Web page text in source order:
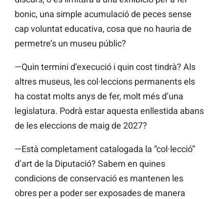
bonic, una simple acumulació de peces sense
cap voluntat educativa, cosa que no hauria de
permetre’s un museu públic?
—Quin termini d’execució i quin cost tindrà? Als
altres museus, les col·leccions permanents els
ha costat molts anys de fer, molt més d’una
legislatura. Podrà estar aquesta enllestida abans
de les eleccions de maig de 2027?
—Està completament catalogada la “col·lecció”
d’art de la Diputació? Sabem en quines
condicions de conservació es mantenen les
obres per a poder ser exposades de manera